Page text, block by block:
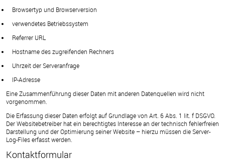
Browsertyp und Browserversion
verwendetes Betriebssystem
Referrer URL
Hostname des zugreifenden Rechners
Uhrzeit der Serveranfrage
IP-Adresse
Eine Zusammenführung dieser Daten mit anderen Datenquellen wird nicht
vorgenommen.
Die Erfassung dieser Daten erfolgt auf Grundlage von Art. 6 Abs. 1 lit. f DSGVO.
Der Websitebetreiber hat ein berechtigtes Interesse an der technisch fehlerfreien
Darstellung und der Optimierung seiner Website – hierzu müssen die Server-
Log-Files erfasst werden.
Kontaktformular